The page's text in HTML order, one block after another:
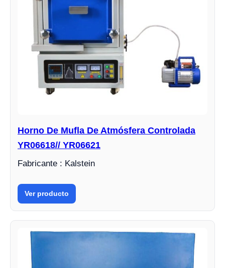
Horno De Mufla De Atmósfera Controlada
YR06618// YR06621
Fabricante : Kalstein
Ver producto